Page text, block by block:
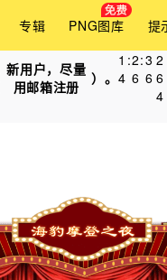
新用户，尽量
用邮箱注册
）。
1
4
:2
6
:3
6
0
2
4
专辑 PNG图库 提